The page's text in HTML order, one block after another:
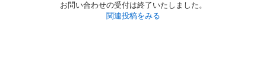
お問い合わせの受付は終了いたしました。
関連投稿をみる